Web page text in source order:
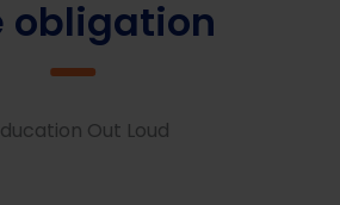
obligation
Out Loud